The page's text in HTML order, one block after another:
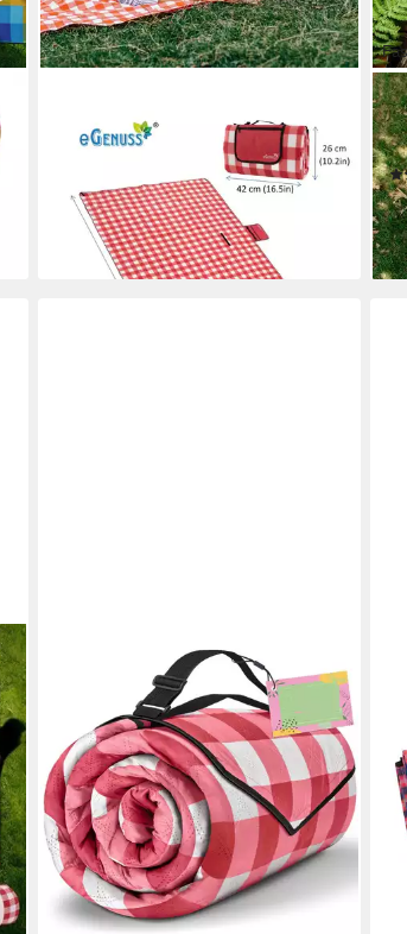
Picknickdecke Picknickdecke
200x200 cm wasserdicht isolierend
abwaschbar, Rot
ab 28,99 €
lieferbar - in 2-3 Werktagen bei dir -